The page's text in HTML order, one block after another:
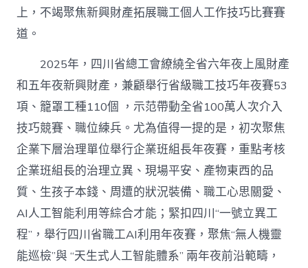
上，不竭聚焦新興財產拓展職工個人工作技巧比賽賽
道。
2025年，四川省總工會繚繞全省六年夜上風財產
和五年夜新興財產，兼顧舉行省級職工技巧年夜賽53
項、籠罩工種110個 ，示范帶動全省100萬人次介入
技巧競賽、職位練兵。尤為值得一提的是，初次聚焦
企業下層治理單位舉行企業班組長年夜賽，重點考核
企業班組長的治理立異、現場平安、產物東西的品
質、生孩子本錢、周遭的狀況裝備、職工心思關愛、
AI人工智能利用等綜合才能；緊扣四川“一號立異工
程”，舉行四川省職工AI利用年夜賽，聚焦“無人機靈
能巡檢”與 “天生式人工智能體系” 兩年夜前沿範疇，